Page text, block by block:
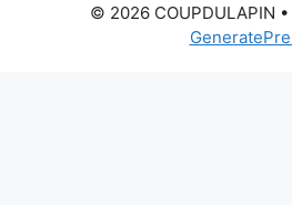
© 2026 COUPDULAPIN